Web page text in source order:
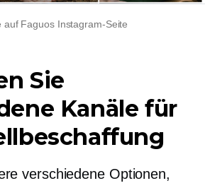
auf Faguos Instagram-Seite
Sie
Kanäle für
verschiedene Optionen,